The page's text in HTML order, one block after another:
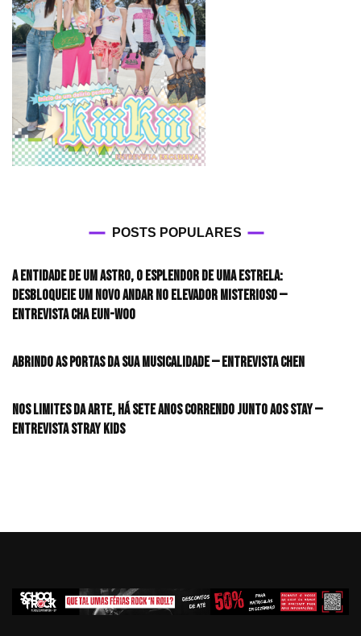
POSTS POPULARES
A entidade de um astro, o esplendor de uma estrela:
desbloqueie um novo andar no elevador misterioso —
Entrevista CHA EUN-WOO
Abrindo as portas da sua musicalidade — Entrevista CHEN
Nos limites da arte, há sete anos correndo junto aos STAY —
Entrevista Stray Kids